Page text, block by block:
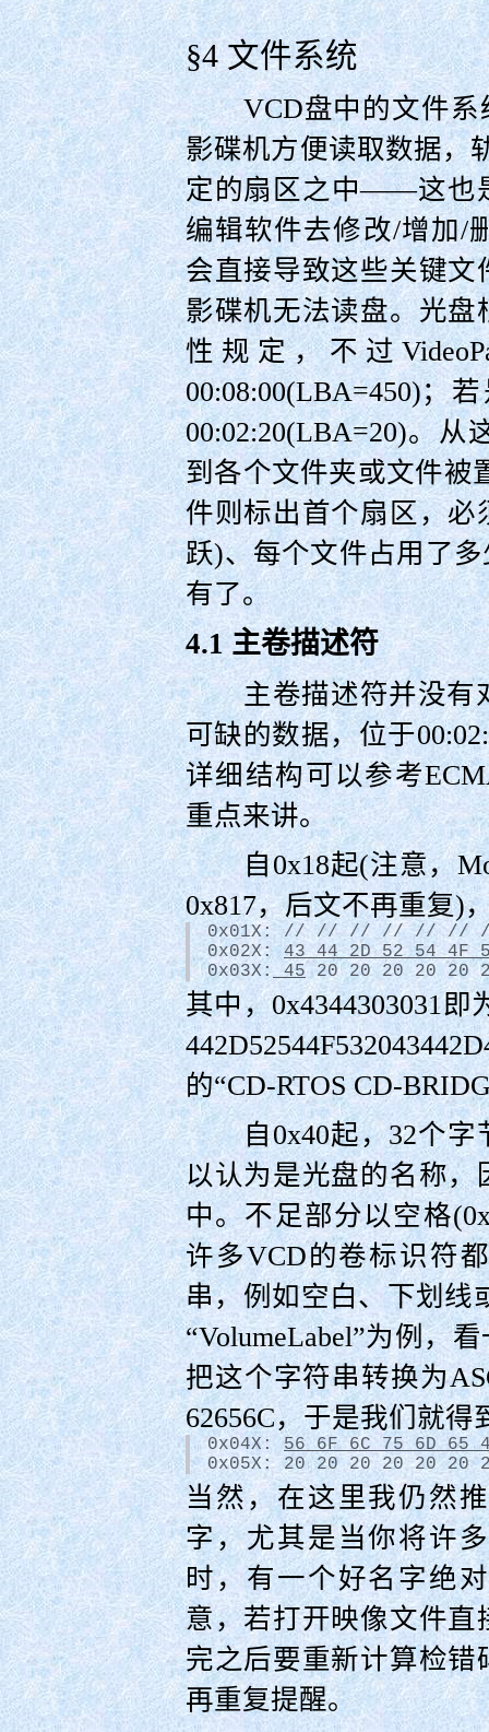
§4 文件系统
VCD盘中的文件系统
影碟机方便读取数据，
定的扇区之中——这也
编辑软件去修改/增加/
会直接导致这些关键
影碟机无法读盘。光
性规定，不过
00:08:00(LBA=450)；
00:02:20(LBA=20)。
到各个文件夹或文件被
件则标出首个扇区，
跃)、每个文件占用了
有了。
4.1 主卷描述符
主卷描述符并没有对
可缺的数据，位于
详细结构可以参考
重点来讲。
自0x18起(注意，
0x817，后文不再重复)
0x01X: // // // // // //
0x02X: 43 44 2D 52 54 4F
0x03X:
45 20 20 20 20 20
其中，0x4344303031即
的“CD-RTOS CD-
自0x40起，32个字
以认为是光盘的名称
中。不足部分以空格
许多VCD的卷标识符
串，例如空白、下划线
“VolumeLabel”︁为例，
把这个字符串转换为
62656C，于是我们就得
0x04X: 56 6F 6C 75 6D 65
0x05X: 20 20 20 20 20 20
当然，在这里我仍然
字，尤其是当你将许
时，有一个好名字绝
意，若打开映像文件
完之后要重新计算检
再重复提醒。